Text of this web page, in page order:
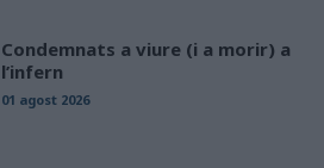
Condemnats a viure (i a morir) a
l’infern
01 agost 2026